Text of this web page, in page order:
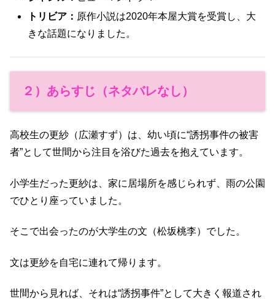
トリビア： 原作小説は2020年本屋大賞を受賞し、大
きな話題になりました。
２）あらすじ（ネタバレなし）
高校生の更紗（広瀬すず）は、幼い頃に“誘拐事件の被害
者”として世間から注目を浴びた過去を抱えています。
小学生だった更紗は、家に居場所を感じられず、雨の公園
でひとり座っていました。
そこで出会ったのが大学生の文（松坂桃李）でした。
文は更紗を自宅に連れて帰ります。
世間から見れば、それは“誘拐事件”として大きく報道され